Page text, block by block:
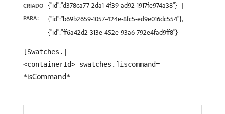
CRIADO
PARA:
{"id":"d378ca77-2da1-4f39-ad92-1917fe974a38"}
{"id":"b69b2659-1057-424e-8fc5-ed9e016dc554"},
{"id":"ff6a42d2-313e-452e-93a6-792e4fad9ff8"}
[Swatches.|
<containerId>_swatches.]iscommand=
*isCommand*